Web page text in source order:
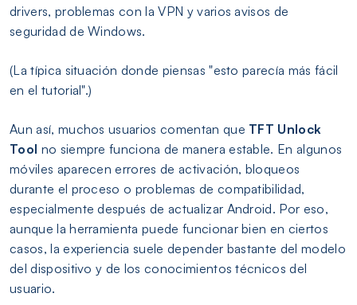
drivers, problemas con la VPN y varios avisos de
seguridad de Windows.
(La típica situación donde piensas "esto parecía más fácil
en el tutorial".)
Aun así, muchos usuarios comentan que TFT Unlock
Tool no siempre funciona de manera estable. En algunos
móviles aparecen errores de activación, bloqueos
durante el proceso o problemas de compatibilidad,
especialmente después de actualizar Android. Por eso,
aunque la herramienta puede funcionar bien en ciertos
casos, la experiencia suele depender bastante del modelo
del dispositivo y de los conocimientos técnicos del
usuario.